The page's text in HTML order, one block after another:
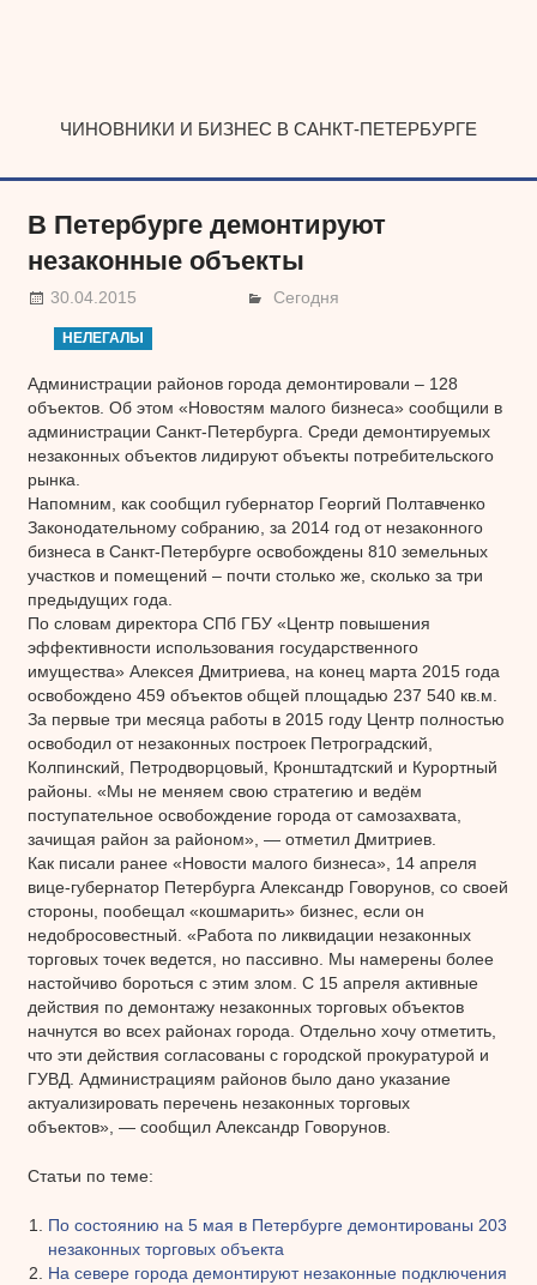
ЧИНОВНИКИ И БИЗНЕС В САНКТ-ПЕТЕРБУРГЕ
В Петербурге демонтируют
незаконные объекты
30.04.2015 Сегодня
НЕЛЕГАЛЫ
Администрации районов города демонтировали – 128
объектов. Об этом «Новостям малого бизнеса» сообщили в
администрации Санкт-Петербурга. Среди демонтируемых
незаконных объектов лидируют объекты потребительского
рынка.
Напомним, как сообщил губернатор Георгий Полтавченко
Законодательному собранию, за 2014 год от незаконного
бизнеса в Санкт-Петербурге освобождены 810 земельных
участков и помещений – почти столько же, сколько за три
предыдущих года.
По словам директора СПб ГБУ «Центр повышения
эффективности использования государственного
имущества» Алексея Дмитриева, на конец марта 2015 года
освобождено 459 объектов общей площадью 237 540 кв.м.
За первые три месяца работы в 2015 году Центр полностью
освободил от незаконных построек Петроградский,
Колпинский, Петродворцовый, Кронштадтский и Курортный
районы. «Мы не меняем свою стратегию и ведём
поступательное освобождение города от самозахвата,
зачищая район за районом», — отметил Дмитриев.
Как писали ранее «Новости малого бизнеса», 14 апреля
вице-губернатор Петербурга Александр Говорунов, со своей
стороны, пообещал «кошмарить» бизнес, если он
недобросовестный. «Работа по ликвидации незаконных
торговых точек ведется, но пассивно. Мы намерены более
настойчиво бороться с этим злом. С 15 апреля активные
действия по демонтажу незаконных торговых объектов
начнутся во всех районах города. Отдельно хочу отметить,
что эти действия согласованы с городской прокуратурой и
ГУВД. Администрациям районов было дано указание
актуализировать перечень незаконных торговых
объектов», — сообщил Александр Говорунов.
Статьи по теме:
По состоянию на 5 мая в Петербурге демонтированы 203
незаконных торговых объекта
На севере города демонтируют незаконные подключения